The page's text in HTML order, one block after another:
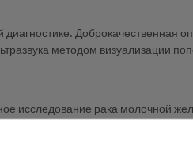
Доброкачественная
методом визуализации
исследование рака молочной
медицинских экспериментов,